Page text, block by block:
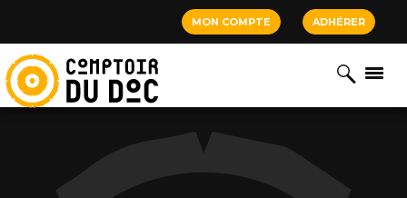
MON COMPTE ADHÉRER
Cookies management panel